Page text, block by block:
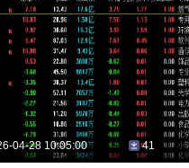
04-28 10:05:00 41